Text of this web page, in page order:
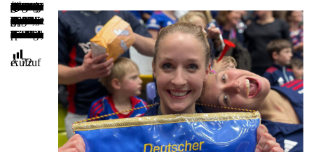
Natürlich nicht wir alle, aber unsere liebe Kollegin Anissa Korth! 🎉 Wir identifizieren uns mit ihr und sind unglaublich stolz darauf, unserer fantastischen Zahnärztin Anissa Korth zu ihrem beeindruckenden Erfolg zu gratulieren – sie ist mit ihrer Mannschaft Deutscher Hallen-Hockey Meister 2024 geworden! 🏑🥇
Anissa beweist einmal mehr, dass sie mit Strebsamkeit, Konsequenz und das Beste herausholen zu wollen nicht nur in der Zahnarztpraxis sehr gute Ergebnisse erzielt, sondern auch auf dem Hockeyfeld absolute Spitzenleistungen und Titel erreicht.
Wenn auch Sie von Anissas Fachkenntnissen profitieren möchten oder einfach nur ihre beeindruckenden sportlichen Erfolge feiern wollen, vereinbaren Sie noch heute einen Termin in unserer Praxis!
Aufrufe: 72